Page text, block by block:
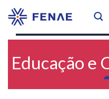
Educação e